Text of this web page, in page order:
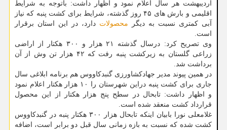
اردیبهشت هر سال اعلام نمود و اظهار داشت: باتوجه به شرایط
اقلیمی و بارش های ۴۵ روز گذشته، شرایط برای کشت پنبه که نیاز
آبی کمتری نسبت به دیگر محصولات دارد، در این استان برقرار
است.
وی تصریح کرد: درسال گذشته ۲۱ هزار و ۳۰۰ هکتار از اراضی
زراعی گلستان به زیرکشت پنبه رفت که ۴۲ هزار تن وش از آن
برداشت شد.
در همین پیوند مدیر جهادکشاورزی گنبدکاووس هم برنامه ابلاغی سال
جاری برای کشت پنبه دراین شهرستان را ۱۰ هزار هکتار اعلام نمود
و اظهار داشت: تابحال در سطح پنج هزار هکتار از این محصول
قرارداد کشت منعقد شده است.
غلامعلی نورا بابیان اینکه تابحال هزار ۳۰۰ هکتار پنبه در گنبدکاووس
کشت شده که نسبت به بازه زمانی سال قبل دو برابر است، اضافه